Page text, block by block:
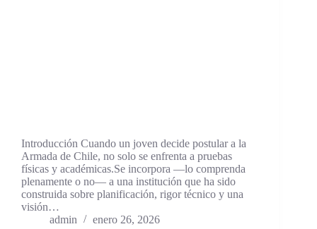
Introducción Cuando un joven decide postular a la
Armada de Chile, no solo se enfrenta a pruebas
físicas y académicas.Se incorpora —lo comprenda
plenamente o no— a una institución que ha sido
construida sobre planificación, rigor técnico y una
visión…
admin
enero 26, 2026